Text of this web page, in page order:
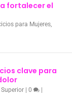
fortalecer el
para Mujeres,
clave para
Superior |0